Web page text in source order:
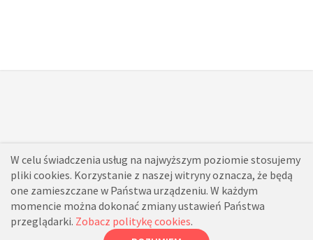
W celu świadczenia usług na najwyższym poziomie stosujemy
pliki cookies. Korzystanie z naszej witryny oznacza, że będą
one zamieszczane w Państwa urządzeniu. W każdym
momencie można dokonać zmiany ustawień Państwa
przeglądarki. Zobacz politykę cookies.